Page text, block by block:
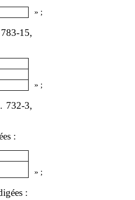
» ;
» ;
732‑3,
:
» ;
: